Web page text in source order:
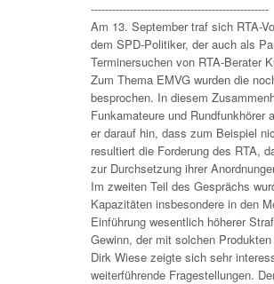
--------------------------------------------------
Am 13. September traf sich RTA-
dem SPD-Politiker, der auch als
Terminersuchen von RTA-Berater
Zum Thema EMVG wurden die
besprochen. In diesem
Funkamateure und
er darauf hin, dass zum Beispiel
resultiert die Forderung des RTA,
zur Durchsetzung ihrer
Im zweiten Teil des Gesprächs
Kapazitäten insbesondere in den
Einführung wesentlich höherer
Gewinn, der mit solchen
Dirk Wiese zeigte sich sehr
weiterführende Fragestellungen.